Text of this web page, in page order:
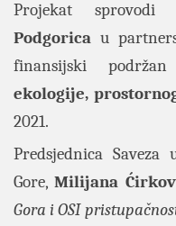
Projekat
Podgorica u
finansijski
ekologije,
2021.
Predsjednica Saveza
Gore,Milijana
Gora i OSI